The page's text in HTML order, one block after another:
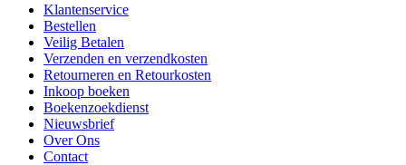
Klantenservice
Bestellen
Veilig Betalen
Verzenden en verzendkosten
Retourneren en Retourkosten
Inkoop boeken
Boekenzoekdienst
Nieuwsbrief
Over Ons
Contact